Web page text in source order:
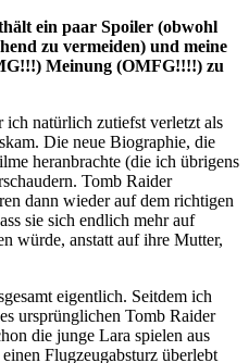
ein paar Spoiler (obwohl
zu vermeiden) und meine
Meinung (OMFG!!!!) zu
ich natürlich zutiefst verletzt als
Die neue Biographie, die
heranbrachte (die ich übrigens
Tomb Raider
dann wieder auf dem richtigen
sie sich endlich mehr auf
würde, anstatt auf ihre Mutter,
eigentlich. Seitdem ich
ursprünglichen Tomb Raider
die junge Lara spielen aus
Flugzeugabsturz überlebt